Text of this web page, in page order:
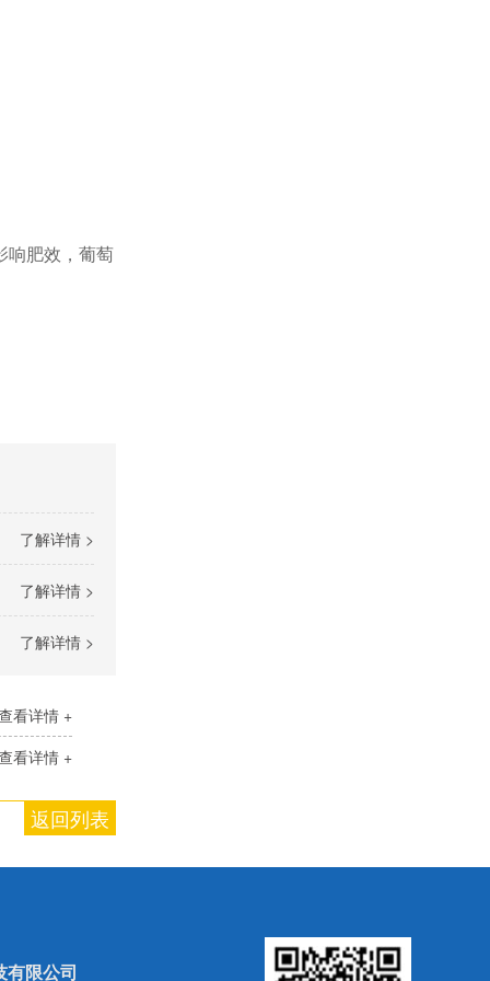
响肥效，葡萄
了解详情 >
了解详情 >
了解详情 >
看详情 +
看详情 +
返回列表
有限公司